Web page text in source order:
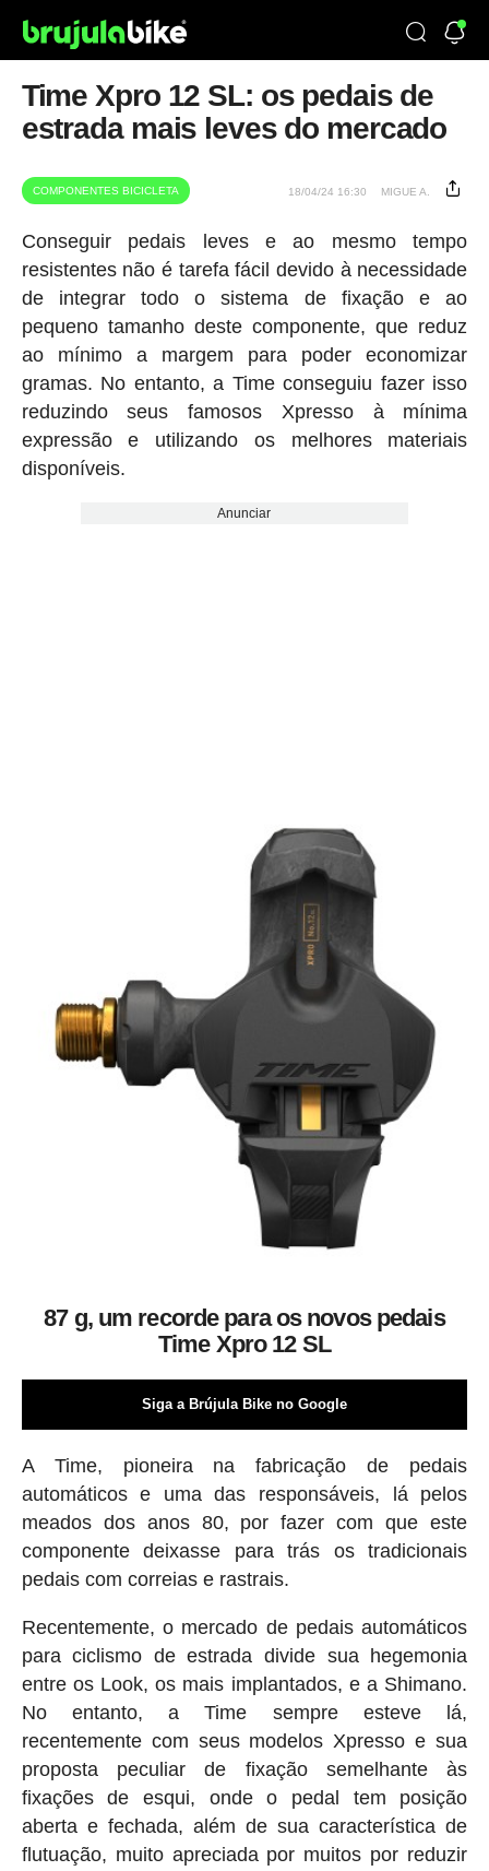
Time Xpro 12 SL: os pedais de
estrada mais leves do mercado
COMPONENTES BICICLETA 18/04/24 16:30 MIGUE A.
Conseguir pedais leves e ao mesmo tempo
resistentes não é tarefa fácil devido à necessidade
de integrar todo o sistema de fixação e ao
pequeno tamanho deste componente, que reduz
ao mínimo a margem para poder economizar
gramas. No entanto, a Time conseguiu fazer isso
reduzindo seus famosos Xpresso à mínima
expressão e utilizando os melhores materiais
disponíveis.
Anunciar
87 g, um recorde para os novos pedais
Time Xpro 12 SL
Siga a Brújula Bike no Google
A Time, pioneira na fabricação de pedais
automáticos e uma das responsáveis, lá pelos
meados dos anos 80, por fazer com que este
componente deixasse para trás os tradicionais
pedais com correias e rastrais.
Recentemente, o mercado de pedais automáticos
para ciclismo de estrada divide sua hegemonia
entre os Look, os mais implantados, e a Shimano.
No entanto, a Time sempre esteve lá,
recentemente com seus modelos Xpresso e sua
proposta peculiar de fixação semelhante às
fixações de esqui, onde o pedal tem posição
aberta e fechada, além de sua característica de
flutuação, muito apreciada por muitos por reduzir